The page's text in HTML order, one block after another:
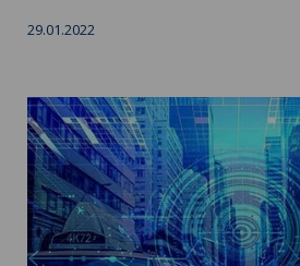
29.01.2022
Electrical engineering, industrial